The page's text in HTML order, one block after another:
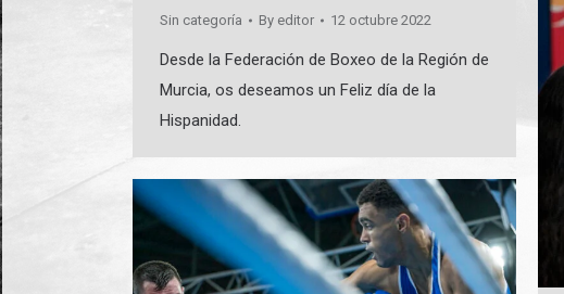
Sin categoría By editor 12 octubre 2022
Desde la Federación de Boxeo de la Región de
Murcia, os deseamos un Feliz día de la
Hispanidad.